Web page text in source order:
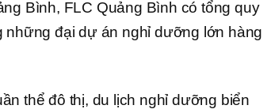
Bình, FLC Quảng Bình có tổng quy
những đại dự án nghỉ dưỡng lớn hàng
thể đô thị, du lịch nghỉ dưỡng biển